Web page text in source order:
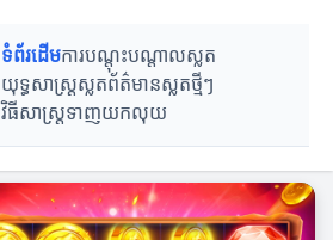
ទំព័រដើមការបណ្តុះបណ្តាលស្លត
យុទ្ធសាស្ត្រស្លតព័ត៌មានស្លតថ្មីៗ
វិធីសាស្ត្រទាញយកលុយ